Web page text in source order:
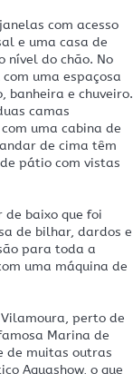
com acesso
e uma casa de
nível do chão. No
uma espaçosa
banheira e chuveiro.
camas
uma cabina de
de cima têm
pátio com vistas
baixo que foi
de bilhar, dardos e
para toda a
uma máquina de
perto de
Marina de
de muitas outras
Aquashow, o que